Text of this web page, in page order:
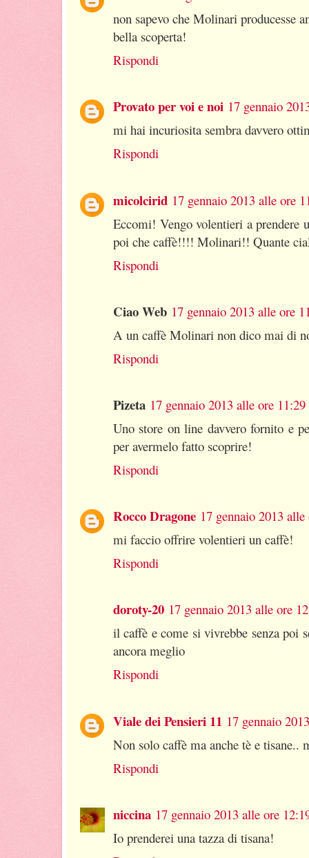
non sapevo che Molinari producesse
bella scoperta!
Rispondi
Provato per voi e noi 17 gennaio
mi hai incuriosita sembra davvero
Rispondi
micolcirid 17 gennaio 2013 alle ore
Eccomi! Vengo volentieri a prendere
poi che caffè!!!! Molinari!! Quante
Rispondi
Ciao Web 17 gennaio 2013 alle ore
A un caffè Molinari non dico mai di
Rispondi
Pizeta 17 gennaio 2013 alle ore 11:29
Uno store on line davvero fornito e
per avermelo fatto scoprire!
Rispondi
Rocco Dragone 17 gennaio 2013
mi faccio offrire volentieri un caffè!
Rispondi
doroty-20 17 gennaio 2013 alle ore
il caffè e come si vivrebbe senza poi
ancora meglio
Rispondi
Viale dei Pensieri 11 17 gennaio
Non solo caffè ma anche tè e tisane..
Rispondi
niccina 17 gennaio 2013 alle ore
Io prenderei una tazza di tisana!